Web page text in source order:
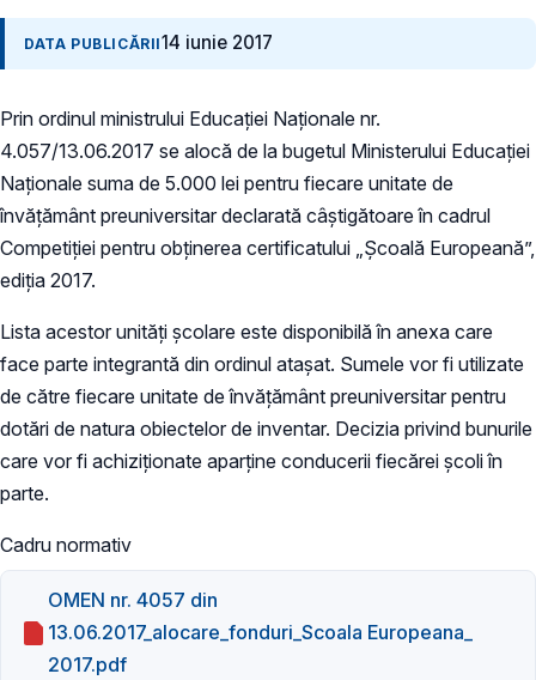
DATA PUBLICĂRII14 iunie 2017
Prin ordinul ministrului Educației Naționale nr.
4.057/13.06.2017 se alocă de la bugetul Ministerului Educaţiei
Naționale suma de 5.000 lei pentru fiecare unitate de
învăţământ preuniversitar declarată câştigătoare în cadrul
Competiţiei pentru obţinerea certificatului „Şcoală Europeană”,
ediția 2017.
Lista acestor unități școlare este disponibilă în anexa care
face parte integrantă din ordinul atașat. Sumele vor fi utilizate
de către fiecare unitate de învățământ preuniversitar pentru
dotări de natura obiectelor de inventar. Decizia privind bunurile
care vor fi achiziţionate aparţine conducerii fiecărei școli în
parte.
Cadru normativ
OMEN nr. 4057 din
13.06.2017_alocare_fonduri_Scoala Europeana_
2017.pdf